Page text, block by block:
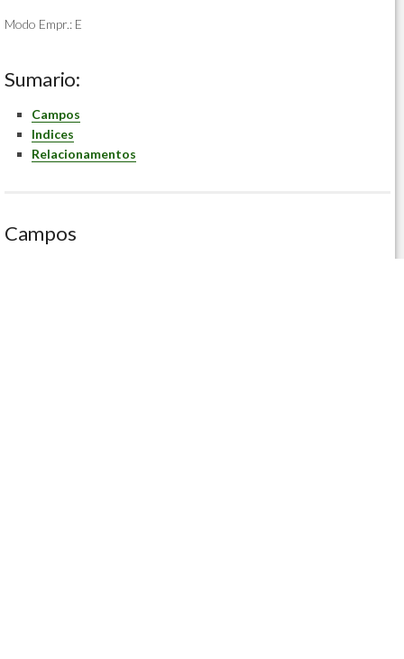
Modo Empr.: E
Sumario:
Campos
Indices
Relacionamentos
Campos